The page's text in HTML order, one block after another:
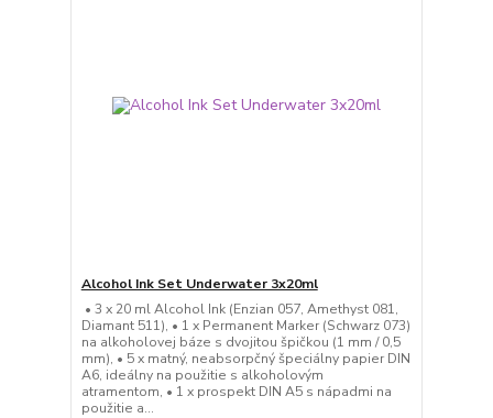
Alcohol Ink Set Underwater 3x20ml
• 3 x 20 ml Alcohol Ink (Enzian 057, Amethyst 081,
Diamant 511), • 1 x Permanent Marker (Schwarz 073)
na alkoholovej báze s dvojitou špičkou (1 mm / 0,5
mm), • 5 x matný, neabsorpčný špeciálny papier DIN
A6, ideálny na použitie s alkoholovým
atramentom, • 1 x prospekt DIN A5 s nápadmi na
použitie a...